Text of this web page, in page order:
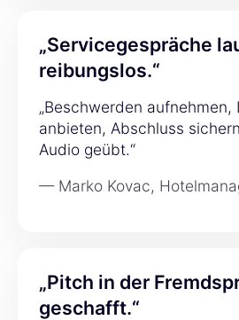
„Servicegespräche
reibungslos.“
„Beschwerden aufnehmen,
anbieten, Abschluss
Audio geübt.“
— Marko Kovac,
„Pitch in der
geschafft.“